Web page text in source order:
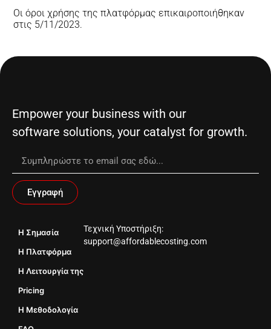
Οι όροι χρήσης της πλατφόρμας επικαιροποιήθηκαν
στις 5/11/2023.
Empower your business with our
software solutions, your catalyst for growth.
Εγγραφή
H Σημασία
Η Πλατφόρμα
Η Λειτουργία της
Pricing
Η Μεθοδολογία
Τεχνική Υποστήριξη:
support@affordablecosting.com